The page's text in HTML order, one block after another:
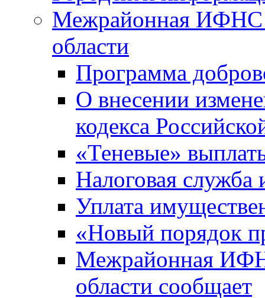
Межрайонная ИФНС
области
Программа
О внесении
кодекса
«Теневые»
Налоговая служба
Уплата
«Новый порядок
Межрайонная
области сообщает